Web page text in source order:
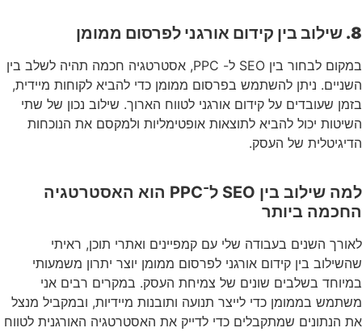
8. שילוב בין קידום אורגני לפרסום ממומן
במקום לבחור בין SEO ל- PPC, אסטרטגיה חכמה תהיה לשלב בין
השניים. ניתן להשתמש בפרסום ממומן כדי להביא לקוחות מיידית,
בזמן שעובדים על קידום אורגני לטווח הארוך. שילוב נכון של שתי
השיטות יכול להביא לתוצאות אופטימליות ולמקסם את הנוכחות
הדיגיטלית של העסק.
למה שילוב בין SEO ל־PPC הוא האסטרטגיה
החכמה ביותר
לאורך השנים בעבודה שלי עם קמפיינים ואתרי תוכן, ראיתי
שהשילוב בין קידום אורגני לפרסום ממומן יוצר יתרון משמעותי
במיוחד בשלבים שונים של צמיחת העסק. במקרים רבים אני
משתמש בממומן כדי לייצר תנועה ותובנות מיידיות, ובמקביל מנצל
את הנתונים שמתקבלים כדי לדייק את האסטרטגיה האורגנית לטווח